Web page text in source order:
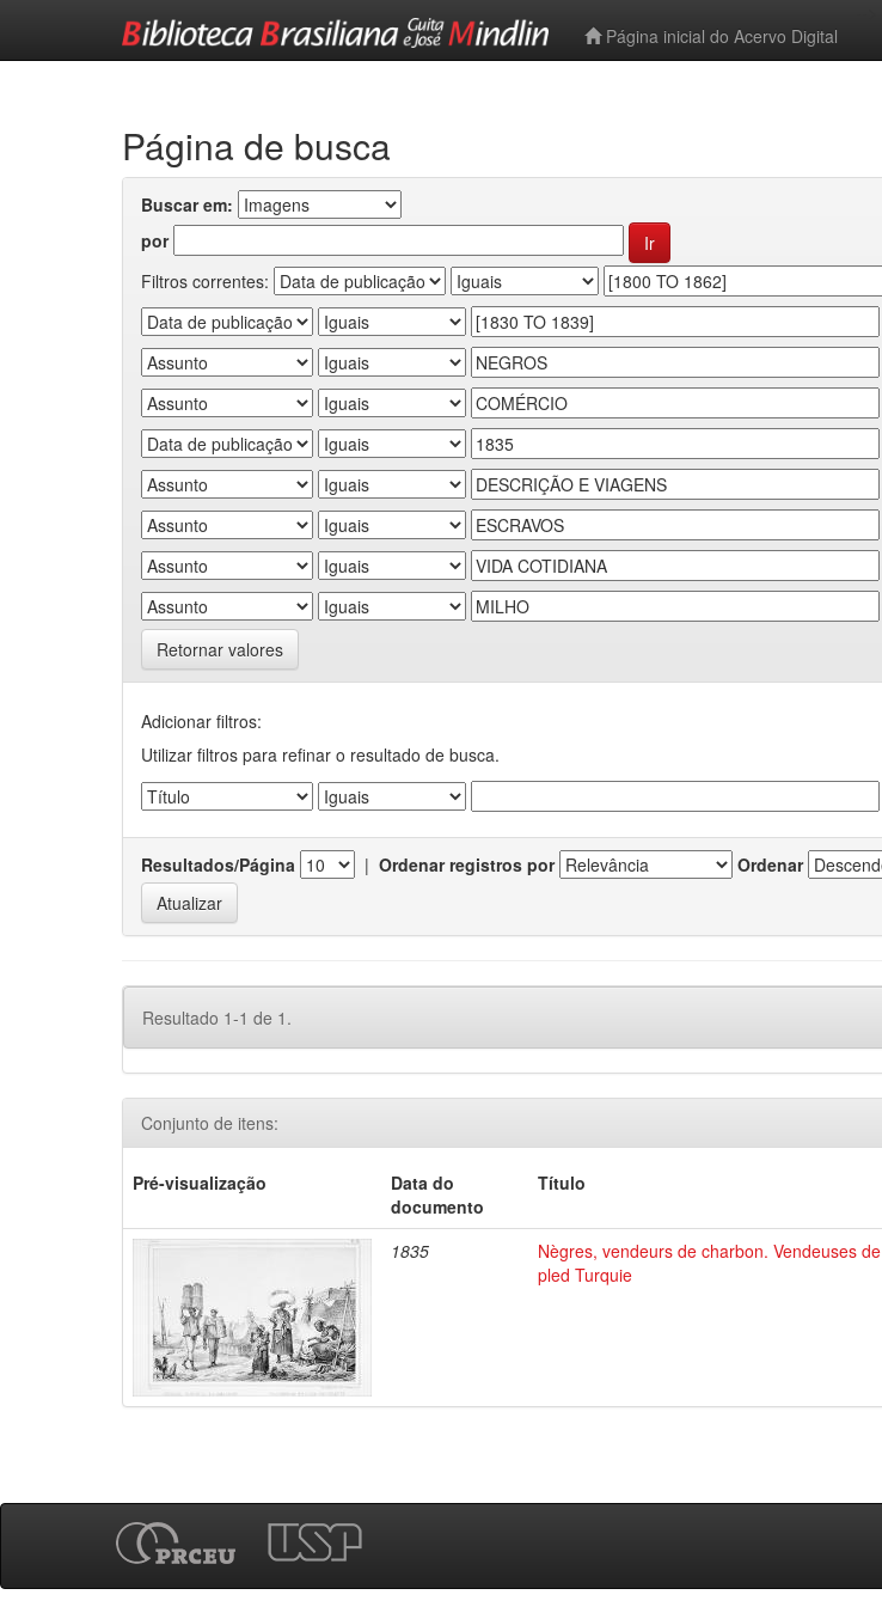
Página inicial do Acervo Digital
Página de busca
Buscar em:
por
Filtros correntes:
Retornar valores
Adicionar filtros:
Utilizar filtros para refinar o resultado de busca.
Resultados/Página | Ordenar registros por Ordenar
Resultado 1-1 de 1.
Conjunto de itens:
Pré-visualização
Data do
documento
Título
1835
Nègres, vendeurs de charbon. Vendeuses de
pled Turquie